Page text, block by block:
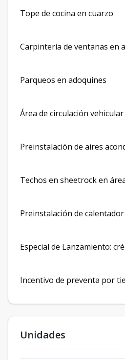
Tope de cocina en cuarzo
Carpintería de ventanas en
Parqueos en adoquines
Área de circulación
Preinstalación de aires
Techos en sheetrock en
Preinstalación de
Especial de Lanzamiento:
Incentivo de preventa por
Unidades